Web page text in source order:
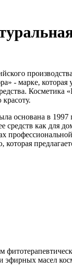
- марке,
Косметика
основана в 1997
средств как для
которая
масел